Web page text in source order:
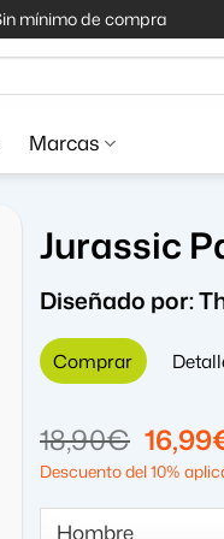
mínimo de compra
Marcas
Jurassic
Diseñado por:
Comprar
18,90€ El
precio
era:
16,99
Descuento del 10%